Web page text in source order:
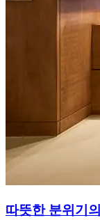
따뜻한 분위기